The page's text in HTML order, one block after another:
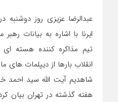
عبدالرضا عزیزی روز دوشنبه
ایرنا با اشاره به بیانات
تیم مذاکره کننده هسته
انقلاب بارها از دیپلمات های
شاهدیم آیت الله سید احمد
هفته گذشته در تهران بیان